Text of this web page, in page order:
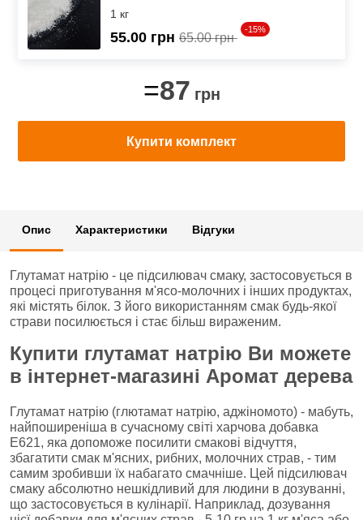
1 кг
55.00 грн 65.00 грн
-15%
=87 грн
Купити комплект
Опис Характеристики Відгуки
Глутамат натрію - це підсилювач смаку, застосовується в
процесі приготування м'ясо-молочних і інших продуктах,
які містять білок. З його використанням смак будь-якої
страви посилюється і стає більш вираженим.
Купити глутамат натрію Ви можете
в інтернет-магазині Аромат дерева
Глутамат натрію (глютамат натрію, аджіномото) - мабуть,
найпоширеніша в сучасному світі харчова добавка
Е621, яка допоможе посилити смакові відчуття,
збагатити смак м'ясних, рибних, молочних страв, - тим
самим зробивши їх набагато смачніше. Цей підсилювач
смаку абсолютно нешкідливий для людини в дозуванні,
що застосовується в кулінарії. Наприклад, дозування